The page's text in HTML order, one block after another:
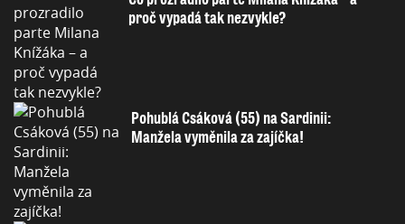
proč vypadá tak nezvykle?
Pohublá Csáková (55) na Sardinii:
Manžela vyměnila za zajíčka!